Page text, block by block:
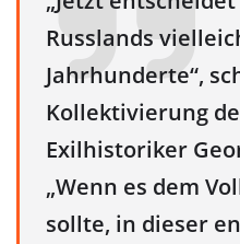
Russlands
Jahrhunderte“,
Kollektivierung
Exilhistoriker
„Wenn es dem
sollte, in dieser